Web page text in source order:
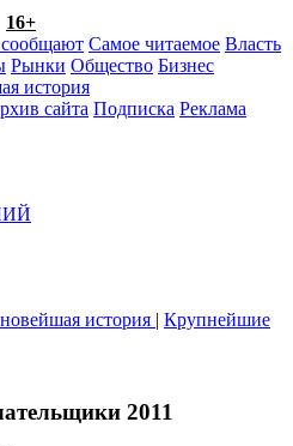
16+
Самое читаемое Власть
Рынки Общество Бизнес
история
сайта Подписка Реклама
история | Крупнейшие
2011